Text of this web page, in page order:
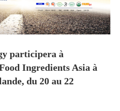
participera à
Ingredients Asia à
du 20 au 22